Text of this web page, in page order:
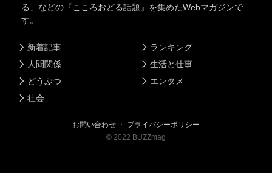
る」などの『こころおどる話題』を集めたWebマガジンで
す。
新着記事
人間関係
どうぶつ
社会
ランキング
生活と仕事
エンタメ
お問い合わせ ・ プライバシーポリシー
© 2022 BUZZmag